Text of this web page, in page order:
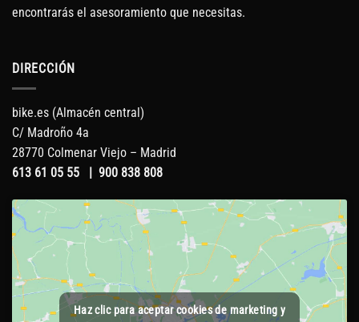
encontrarás el asesoramiento que necesitas.
DIRECCIÓN
bike.es (Almacén central)
C/ Madroño 4a
28770 Colmenar Viejo – Madrid
613 61 05 55 | 900 838 808
Haz clic para aceptar cookies de marketing y